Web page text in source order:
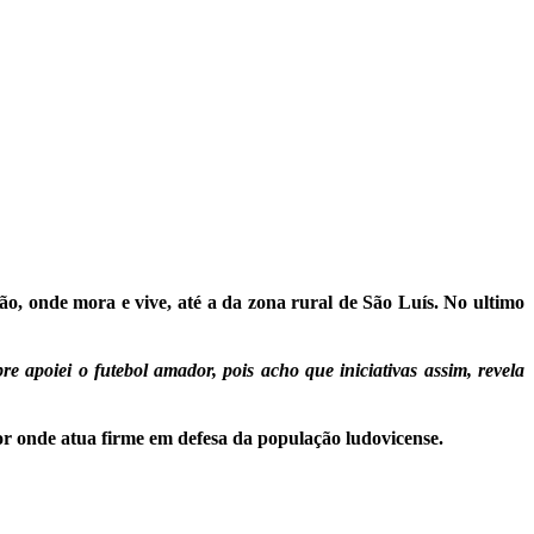
onde mora e vive, até a da zona rural de São Luís. No ultimo
apoiei o futebol amador, pois acho que iniciativas assim, revela
atua firme em defesa da população ludovicense.